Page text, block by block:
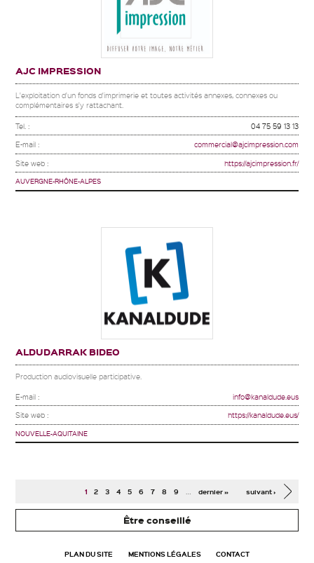
AJC IMPRESSION
L'exploitation d'un fonds d'imprimerie et toutes activités annexes, connexes ou
complémentaires s'y rattachant.
Tel. : 04 75 59 13 13
E-mail : commercial@ajcimpression.com
Site web : https://ajcimpression.fr/
AUVERGNE-RHÔNE-ALPES
ALDUDARRAK BIDEO
Production audiovisuelle participative.
E-mail : info@kanaldude.eus
Site web : https://kanaldude.eus/
NOUVELLE-AQUITAINE
1 2 3 4 5 6 7 8 9 … suivant ›
dernier »
Être conseillé
PLAN DU SITE MENTIONS LÉGALES CONTACT